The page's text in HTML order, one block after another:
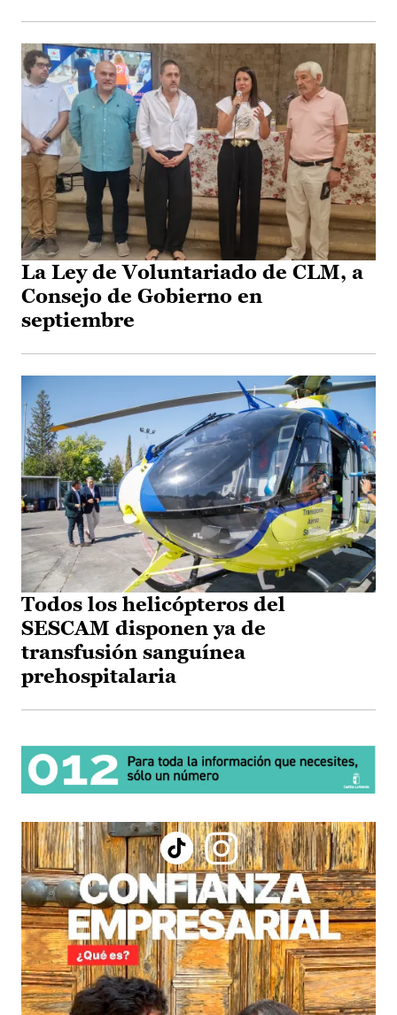
La Ley de Voluntariado de CLM, a
Consejo de Gobierno en
septiembre
Todos los helicópteros del
SESCAM disponen ya de
transfusión sanguínea
prehospitalaria